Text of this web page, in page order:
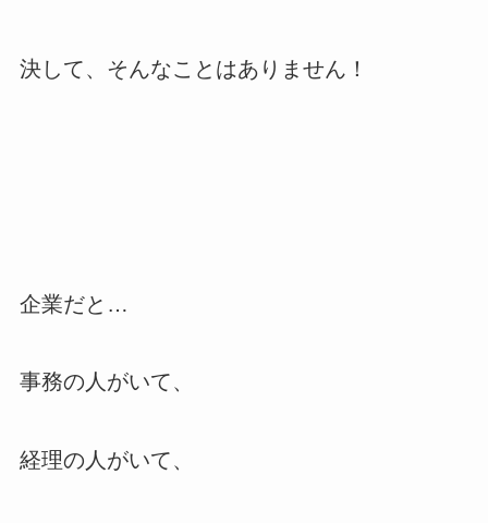
決して、そんなことはありません！
企業だと…
事務の人がいて、
経理の人がいて、